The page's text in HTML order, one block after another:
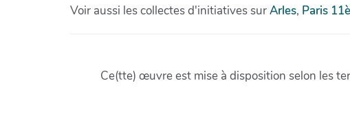
Voir aussi les collectes d'initiatives surArles, Paris
Ce(tte) œuvre est mise à disposition selon les